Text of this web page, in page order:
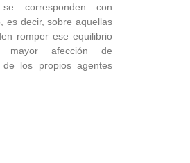
corresponden con
es decir, sobre aquellas
romper ese equilibrio
afección de
los propios agentes